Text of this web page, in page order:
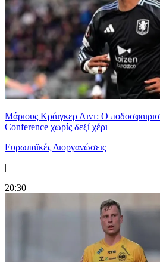
Μάριους Κράιγκερ Λιντ: Ο
Conference χωρίς δεξί χέρι
Ευρωπαϊκές Διοργανώσεις
|
20:30